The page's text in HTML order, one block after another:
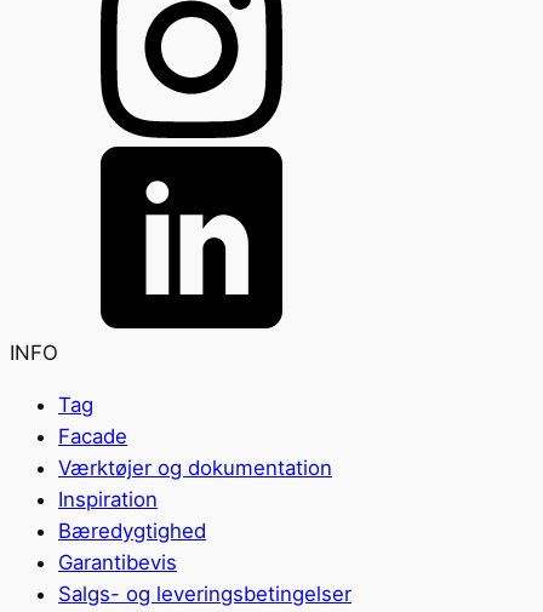
INFO
Tag
Facade
Værktøjer og dokumentation
Inspiration
Bæredygtighed
Garantibevis
Salgs- og leveringsbetingelser